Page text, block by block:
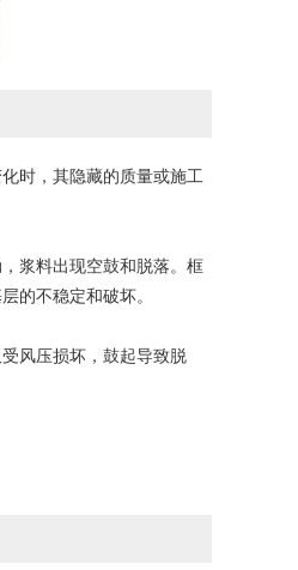
时，其隐藏的质量或施工
浆料出现空鼓和脱落。框
的不稳定和破坏。
风压损坏，鼓起导致脱